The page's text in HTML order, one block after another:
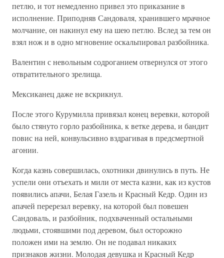
петлю, и тот немедленно привел это приказание в
исполнение. Приподняв Сандоваля, хранившего мрачное
молчание, он накинул ему на шею петлю. Вслед за тем он
взял нож и в одно мгновение оскальпировал разбойника.
Валентин с невольным содроганием отвернулся от этого
отвратительного зрелища.
Мексиканец даже не вскрикнул.
После этого Курумилла привязал конец веревки, которой
было стянуто горло разбойника, к ветке дерева, и бандит
повис на ней, конвульсивно вздрагивая в предсмертной
агонии.
Когда казнь совершилась, охотники двинулись в путь. Не
успели они отъехать и мили от места казни, как из кустов
появились апачи, Белая Газель и Красный Кедр. Один из
апачей перерезал веревку, на которой был повешен
Сандоваль, и разбойник, подхваченный остальными
людьми, стоявшими под деревом, был осторожно
положен ими на землю. Он не подавал никаких
признаков жизни. Молодая девушка и Красный Кедр